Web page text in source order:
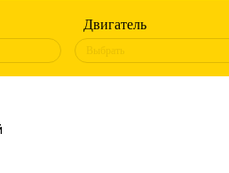
Двигатель
Выбрать